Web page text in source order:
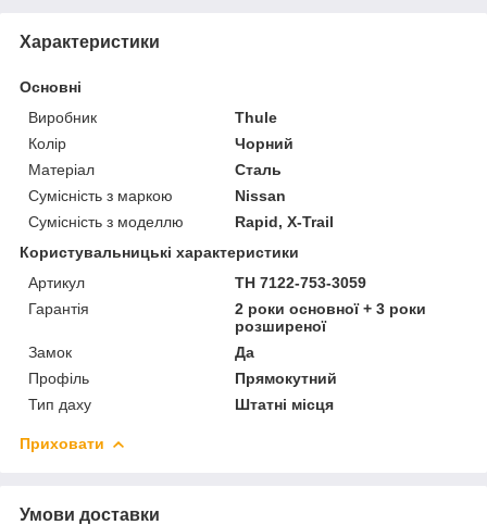
Характеристики
Основні
Виробник
Thule
Колір
Чорний
Матеріал
Сталь
Сумісність з маркою
Nissan
Сумісність з моделлю
Rapid, X-Trail
Користувальницькі характеристики
Артикул
TH 7122-753-3059
Гарантія
2 роки основної + 3 роки
розширеної
Замок
Да
Профіль
Прямокутний
Тип даху
Штатні місця
Приховати
Умови доставки